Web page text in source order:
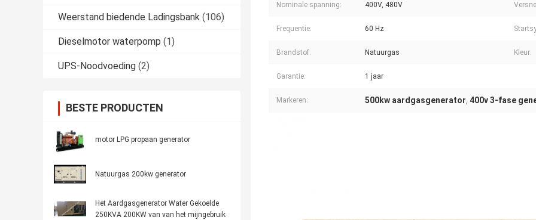
Weerstand biedende Ladingsbank (106)
Dieselmotor waterpomp (1)
UPS-Noodvoeding (2)
BESTE PRODUCTEN
motor LPG propaan generator
Natuurgas 200kw generator
Het Aardgasgenerator Water Gekoelde
250KVA 200KW van van het mijngebruik
Nominale spanning: 400V, 480V
Frequentie: 60 Hz
Brandstof: Natuurgas Kleur:
Garantie: 1 jaar
Markeren: 500kw aardgasgenerator, 400v 3-fase